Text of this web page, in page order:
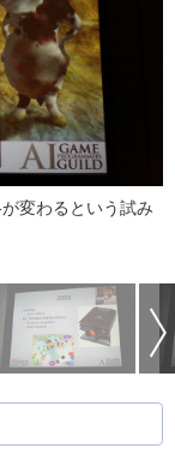
変わるという試み